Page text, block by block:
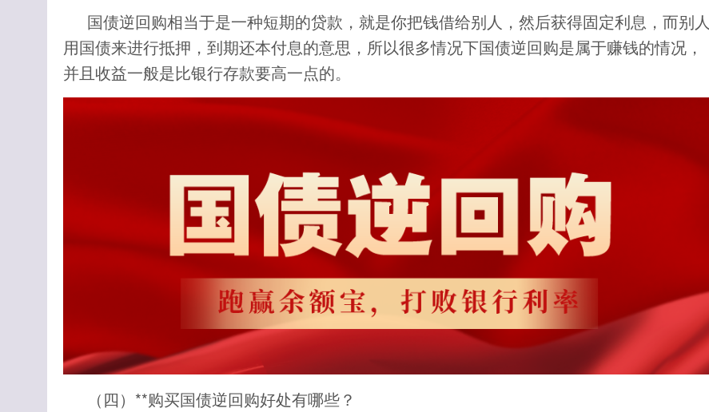
国债逆回购相当于是一种短期的贷款，就是你把钱借给别人，然后获得固定利息，而别人
用国债来进行抵押，到期还本付息的意思，所以很多情况下国债逆回购是属于赚钱的情况，
并且收益一般是比银行存款要高一点的。
（四）**购买国债逆回购好处有哪些？